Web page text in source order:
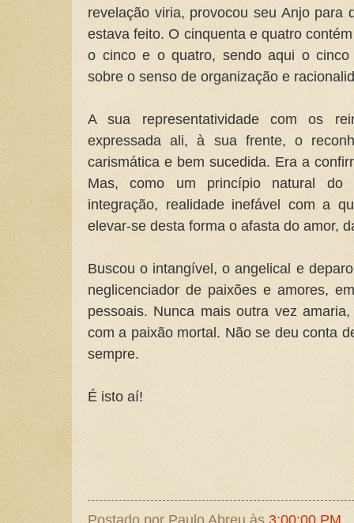
revelação viria, provocou seu Anjo para
estava feito. O cinquenta e quatro
o cinco e o quatro, sendo aqui o
sobre o senso de organização e
A sua representatividade com os
expressada ali, à sua frente, o
carismática e bem sucedida. Era a
Mas, como um princípio natural do
integração, realidade inefável com a
elevar-se desta forma o afasta do amor,
Buscou o intangível, o angelical e
neglicenciador de paixões e amores,
pessoais. Nunca mais outra vez
com a paixão mortal. Não se deu conta
sempre.
É isto aí!
Postado por Paulo Abreu às 3:00:00 PM